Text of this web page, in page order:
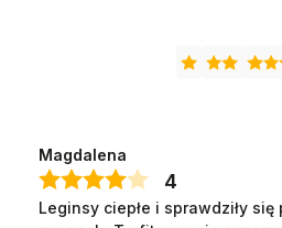
Magdalena
4
Leginsy ciepłe i sprawdziły